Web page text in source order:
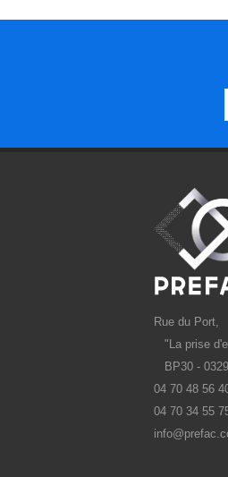
Rue du Port,
"La prise
BP30 -
04 70 48 56
04 70 34 55